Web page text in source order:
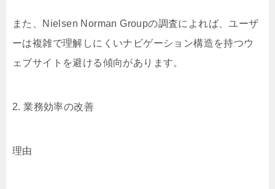
また、Nielsen Norman Groupの調査によれば、ユーザ
ーは複雑で理解しにくいナビゲーション構造を持つウ
ェブサイトを避ける傾向があります。
2. 業務効率の改善
理由